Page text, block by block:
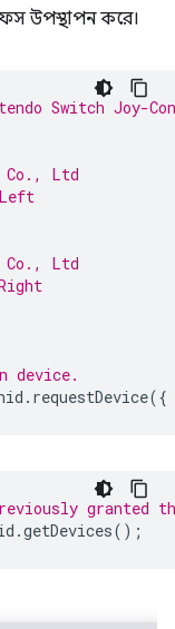
উপস্থাপন করে।
Switch Joy-Con
Co., Ltd
Co., Ltd
device.
. requestDevice({
granted
.getDevices();